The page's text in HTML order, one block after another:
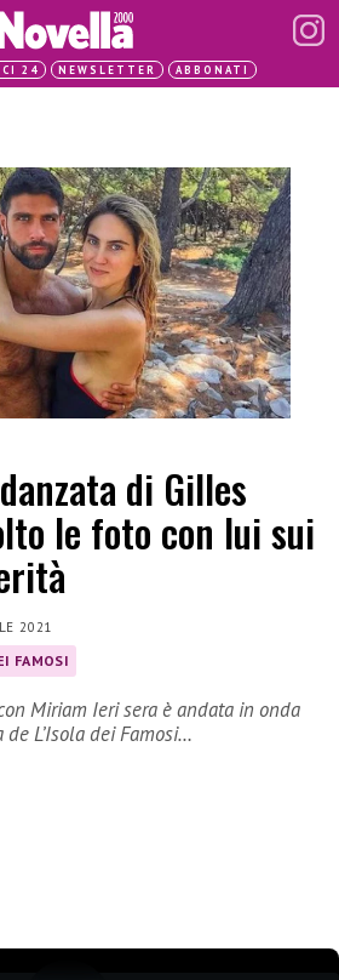
24 NEWSLETTER ABBONATI
di Gilles
le foto con lui sui
2021
FAMOSI
Miriam Ieri sera è andata in onda
L’Isola dei Famosi…